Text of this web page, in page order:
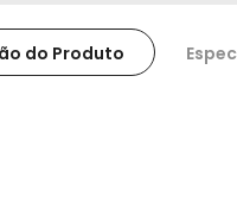
do Produto